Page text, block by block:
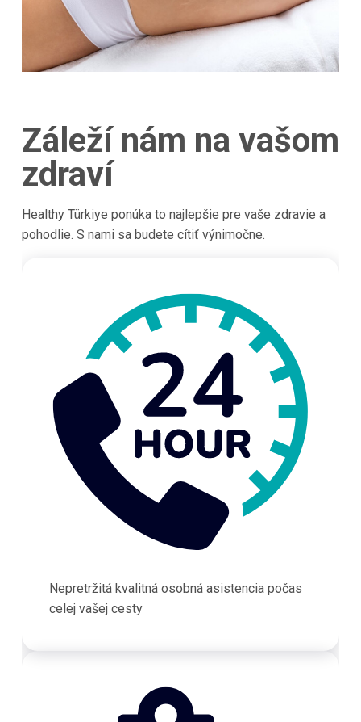
Záleží nám na vašom
zdraví
Healthy Türkiye ponúka to najlepšie pre vaše zdravie a
pohodlie. S nami sa budete cítiť výnimočne.
Nepretržitá kvalitná osobná asistencia počas
celej vašej cesty